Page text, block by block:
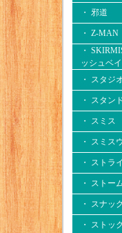
・ 邪道
・ Z-MAN
・
ッシュベイ
・ スタジ
・ スタン
・ スミス
・ スミス
・ ストラ
・ ストー
・ スナッ
・ ストック